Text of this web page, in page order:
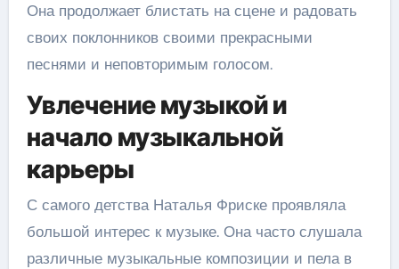
Она продолжает блистать на сцене и радовать
своих поклонников своими прекрасными
песнями и неповторимым голосом.
Увлечение музыкой и
начало музыкальной
карьеры
С самого детства Наталья Фриске проявляла
большой интерес к музыке. Она часто слушала
различные музыкальные композиции и пела в